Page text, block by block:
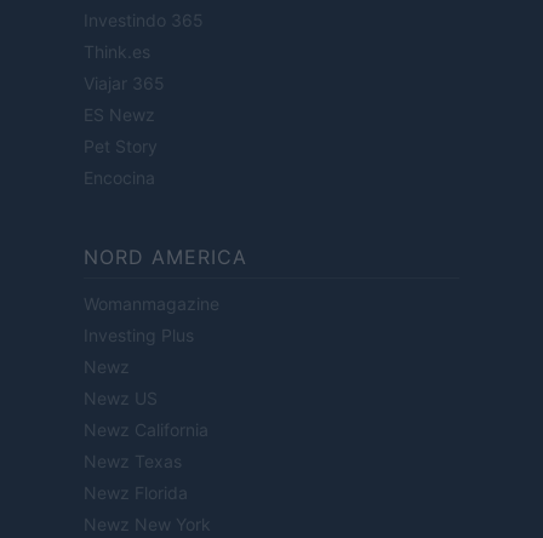
Investindo 365
Think.es
Viajar 365
ES Newz
Pet Story
Encocina
NORD AMERICA
Womanmagazine
Investing Plus
Newz
Newz US
Newz California
Newz Texas
Newz Florida
Newz New York